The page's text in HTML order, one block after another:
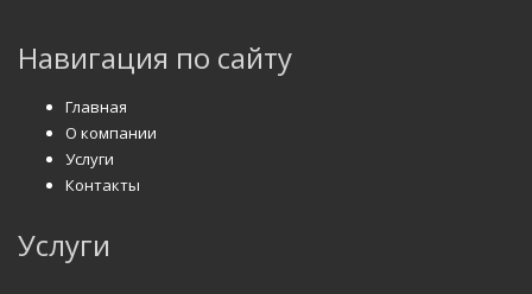
Навигация по сайту
Главная
О компании
Услуги
Контакты
Услуги